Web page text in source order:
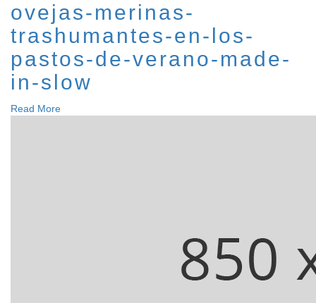
ovejas-merinas-
trashumantes-en-los-
pastos-de-verano-made-
in-slow
Read More